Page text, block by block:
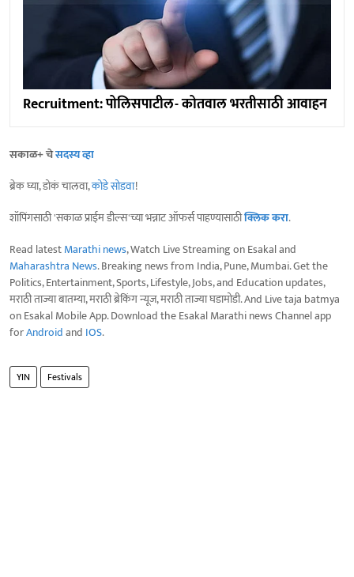
Recruitment: पोलिसपाटील- कोतवाल भरतीसाठी आवाहन
सकाळ+ चेसदस्य व्हा
ब्रेक घ्या, डोकं चालवा,कोडे सोडवा!
शॉपिंगसाठी 'सकाळ प्राईम डील्स'च्या भन्नाट ऑफर्स पाहण्यासाठीक्लिक करा.
Read latestMarathi news, Watch Live Streaming on Esakal and
Maharashtra News. Breaking news from India, Pune, Mumbai. Get the
Politics, Entertainment, Sports, Lifestyle, Jobs, and Education updates,
मराठी ताज्या बातम्या, मराठी ब्रेकिंग न्यूज, मराठी ताज्या घडामोडी. And Live taja batmya
on Esakal Mobile App. Download the Esakal Marathi news Channel app
forAndroidand IOS.
YIN Festivals